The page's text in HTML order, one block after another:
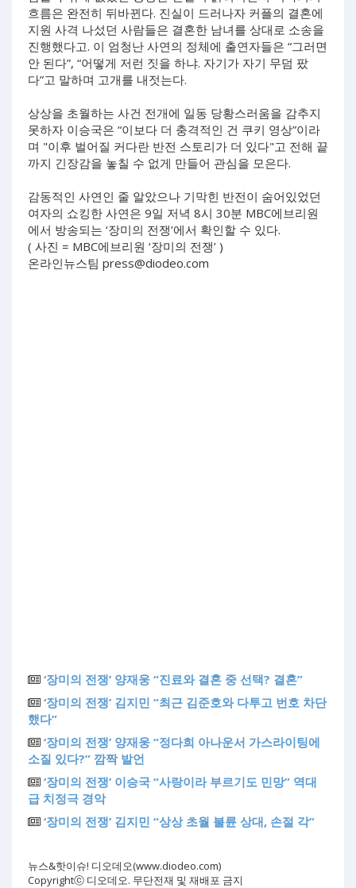
흐름은 완전히 뒤바뀐다. 진실이 드러나자 커플의 결혼에
지원 사격 나섰던 사람들은 결혼한 남녀를 상대로 소송을
진행했다고. 이 엄청난 사연의 정체에 출연자들은 “그러면
안 된다”, “어떻게 저런 짓을 하냐. 자기가 자기 무덤 팠
다”고 말하며 고개를 내젓는다.
상상을 초월하는 사건 전개에 일동 당황스러움을 감추지
못하자 이승국은 “이보다 더 충격적인 건 쿠키 영상”이라
며 "이후 벌어질 커다란 반전 스토리가 더 있다"고 전해 끝
까지 긴장감을 놓칠 수 없게 만들어 관심을 모은다.
감동적인 사연인 줄 알았으나 기막힌 반전이 숨어있었던
여자의 쇼킹한 사연은 9일 저녁 8시 30분 MBC에브리원
에서 방송되는 ‘장미의 전쟁’에서 확인할 수 있다.
( 사진 = MBC에브리원 ‘장미의 전쟁’ )
온라인뉴스팀 press@diodeo.com
‘장미의 전쟁’ 양재웅 “진료와 결혼 중 선택? 결혼”
‘장미의 전쟁’ 김지민 “최근 김준호와 다투고 번호 차단
했다”
‘장미의 전쟁’ 양재웅 “정다희 아나운서 가스라이팅에
소질 있다?” 깜짝 발언
‘장미의 전쟁’ 이승국 “사랑이라 부르기도 민망” 역대
급 치정극 경악
‘장미의 전쟁’ 김지민 “상상 초월 불륜 상대, 손절 각”
뉴스&핫이슈! 디오데오(www.diodeo.com)
Copyrightⓒ 디오데오. 무단전재 및 재배포 금지